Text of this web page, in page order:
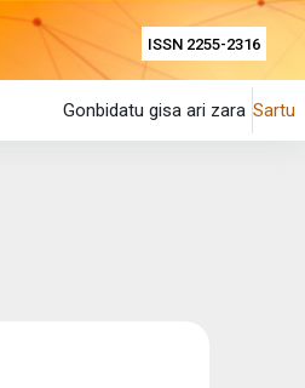
ISSN 2255-2316
Gonbidatu gisa ari zara Sartu